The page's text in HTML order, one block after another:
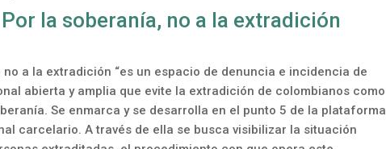
la soberanía, no a la extradición
no a la extradición “es un espacio de denuncia e incidencia de
abierta y amplia que evite la extradición de colombianos como
Se enmarca y se desarrolla en el punto 5 de la plataforma
carcelario. A través de ella se busca visibilizar la situación